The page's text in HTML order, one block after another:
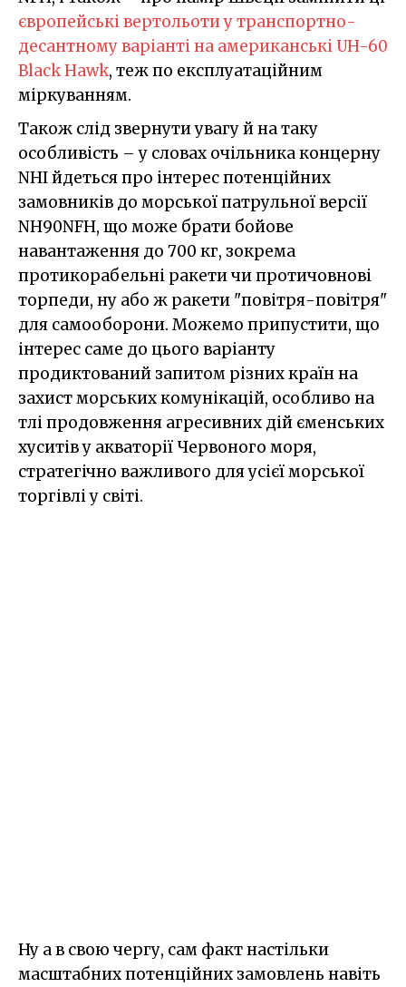
європейські вертольоти у транспортно-
десантному варіанті на американські UH-60
Black Hawk, теж по експлуатаційним
міркуванням.
Також слід звернути увагу й на таку
особливість – у словах очільника концерну
NHI йдеться про інтерес потенційних
замовників до морської патрульної версії
NH90NFH, що може брати бойове
навантаження до 700 кг, зокрема
протикорабельні ракети чи протичовнові
торпеди, ну або ж ракети "повітря-повітря"
для самооборони. Можемо припустити, що
інтерес саме до цього варіанту
продиктований запитом різних країн на
захист морських комунікацій, особливо на
тлі продовження агресивних дій єменських
хуситів у акваторії Червоного моря,
стратегічно важливого для усієї морської
торгівлі у світі.
Ну а в свою чергу, сам факт настільки
масштабних потенційних замовлень навіть